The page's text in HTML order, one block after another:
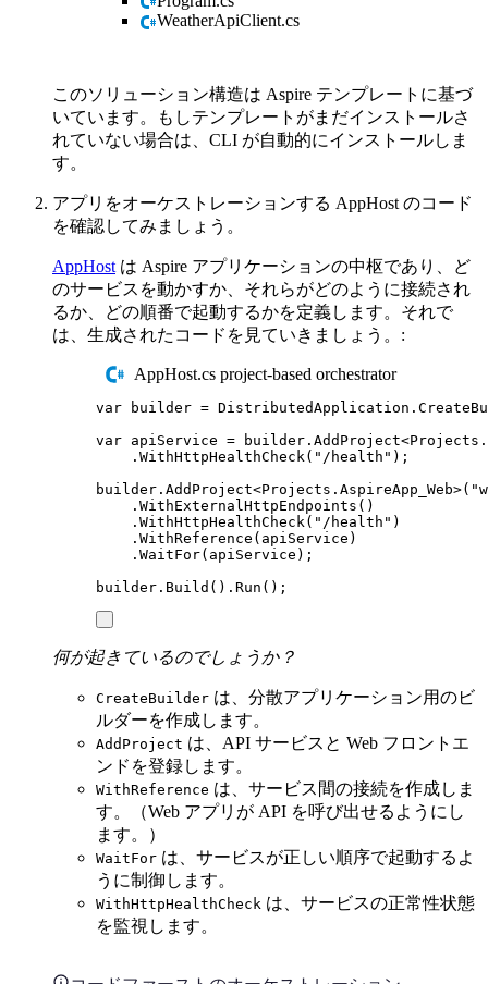
WeatherApiClient.cs
このソリューション構造は Aspire テンプレートに基づ
いています。もしテンプレートがまだインストールさ
れていない場合は、CLI が自動的にインストールしま
す。
アプリをオーケストレーションする AppHost のコード
を確認してみましょう。
AppHost は Aspire アプリケーションの中枢であり、ど
のサービスを動かすか、それらがどのように接続され
るか、どの順番で起動するかを定義します。それで
は、生成されたコードを見ていきましょう。:
AppHost.cs project-based orchestrator
var builder = DistributedApplication .
var apiService = builder . AddProject<Projects .
. WithHttpHealthCheck ( " /health " );
builder . AddProject<Projects . AspireApp_Web>( "
. WithExternalHttpEndpoints ()
. WithHttpHealthCheck ( " /health " )
. WithReference ( apiService )
. WaitFor( apiService );
builder . Build () . Run ();
何が起きているのでしょうか？
CreateBuilder は、分散アプリケーション用のビ
ルダーを作成します。
AddProject は、API サービスと Web フロントエ
ンドを登録します。
WithReference は、サービス間の接続を作成しま
す。（Web アプリが API を呼び出せるようにし
ます。）
WaitFor は、サービスが正しい順序で起動するよ
うに制御します。
WithHttpHealthCheck は、サービスの正常性状態
を監視します。